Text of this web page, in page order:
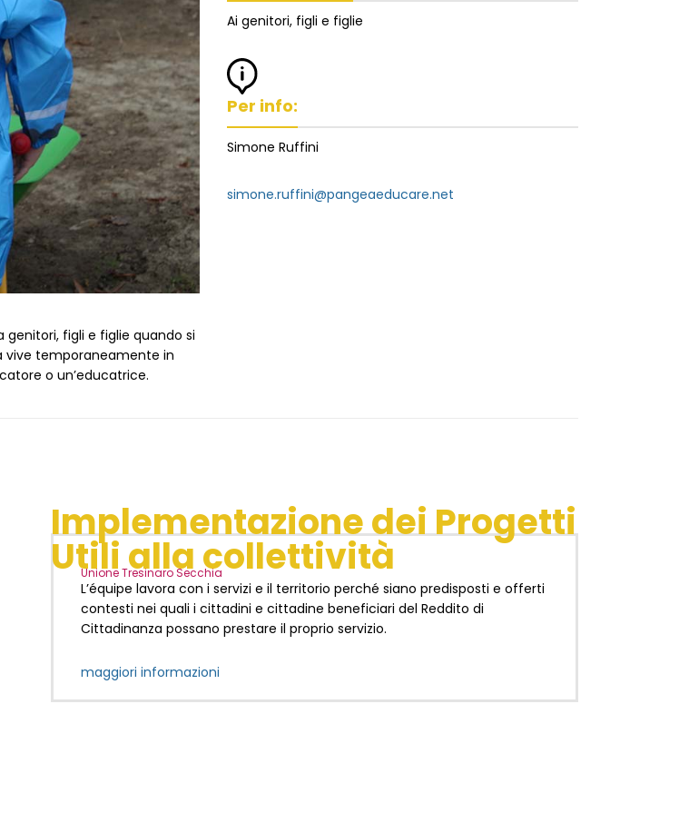
genitori, figli e figlie quando si
vive temporaneamente in
o un’educatrice.
Ai genitori, figli e figlie
Per info:
Simone Ruffini
simone.ruffini@pangeaeducare.net
Implementazione dei Progetti
Utili alla collettività
Unione Tresinaro Secchia
L’équipe lavora con i servizi e il territorio perché siano predisposti e offerti
contesti nei quali i cittadini e cittadine beneficiari del Reddito di
Cittadinanza possano prestare il proprio servizio.
maggiori informazioni